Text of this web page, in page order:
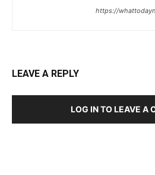
https://
LEAVE A REPLY
LOG IN TO LEAVE A